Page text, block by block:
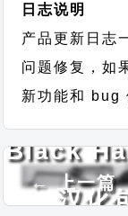
日志说明
产品更新日志
问题修复，如
新功能和 bug
← 上一篇
Black
汉化